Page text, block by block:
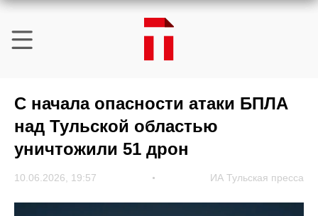
С начала опасности атаки БПЛА
над Тульской областью
уничтожили 51 дрон
10.06.2026, 19:57 ИА Тульская пресса